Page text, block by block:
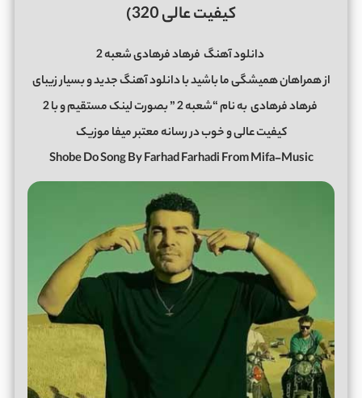
کیفیت عالی 320)
دانلود آهنگ فرهاد فرهادی شعبه 2
از همراهان همیشگی ما باشید با دانلود آهنگ جدید و بسیار زیبای
فرهاد فرهادی
به نام “شعبه 2 ” بصورت لینک مستقیم و با 2
کیفیت عالی و خوب در رسانه معتبر میفا موزیک
Shobe Do Song By Farhad Farhadi From Mifa-Music